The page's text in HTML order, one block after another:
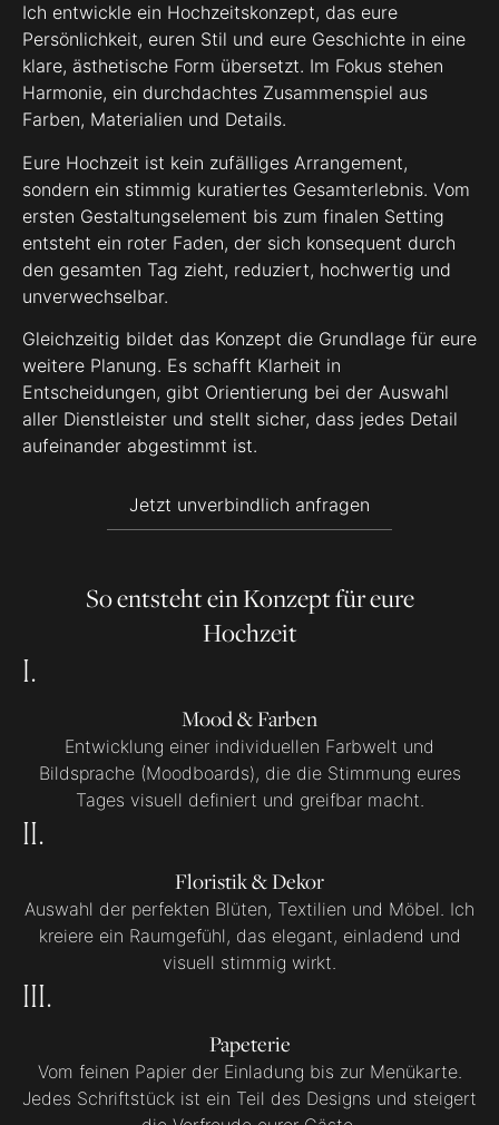
Ich entwickle ein Hochzeitskonzept, das eure
Persönlichkeit, euren Stil und eure Geschichte in eine
klare, ästhetische Form übersetzt. Im Fokus stehen
Harmonie, ein durchdachtes Zusammenspiel aus
Farben, Materialien und Details.
Eure Hochzeit ist kein zufälliges Arrangement,
sondern ein stimmig kuratiertes Gesamterlebnis. Vom
ersten Gestaltungselement bis zum finalen Setting
entsteht ein roter Faden, der sich konsequent durch
den gesamten Tag zieht, reduziert, hochwertig und
unverwechselbar.
Gleichzeitig bildet das Konzept die Grundlage für eure
weitere Planung. Es schafft Klarheit in
Entscheidungen, gibt Orientierung bei der Auswahl
aller Dienstleister und stellt sicher, dass jedes Detail
aufeinander abgestimmt ist.
Jetzt unverbindlich anfragen
So entsteht ein Konzept für eure
Hochzeit
I.
Mood & Farben
Entwicklung einer individuellen Farbwelt und
Bildsprache (Moodboards), die die Stimmung eures
Tages visuell definiert und greifbar macht.
II.
Floristik & Dekor
Auswahl der perfekten Blüten, Textilien und Möbel. Ich
kreiere ein Raumgefühl, das elegant, einladend und
visuell stimmig wirkt.
III.
Papeterie
Vom feinen Papier der Einladung bis zur Menükarte.
Jedes Schriftstück ist ein Teil des Designs und steigert